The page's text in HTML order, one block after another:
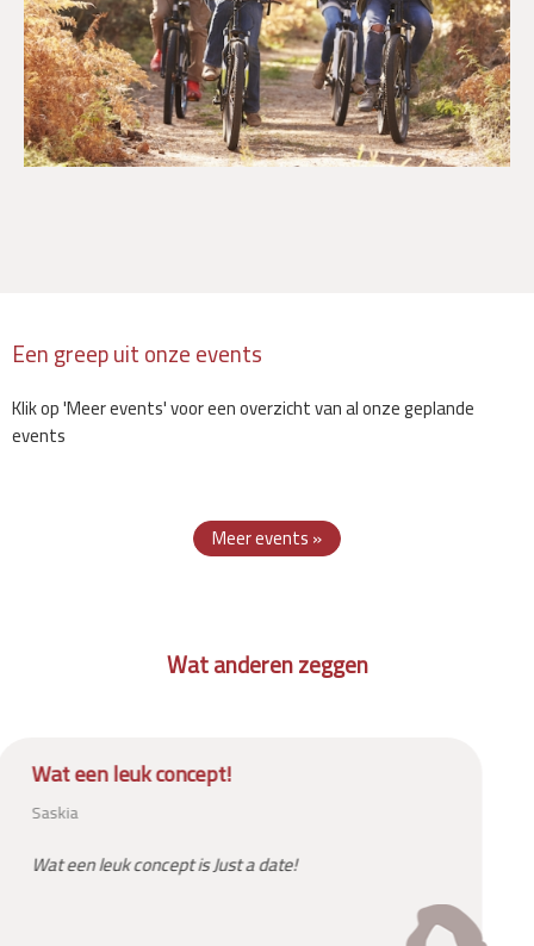
Een greep uit onze events
Klik op 'Meer events' voor een overzicht van al onze geplande
events
Meer events »
Wat anderen zeggen
Een vriendin heeft me